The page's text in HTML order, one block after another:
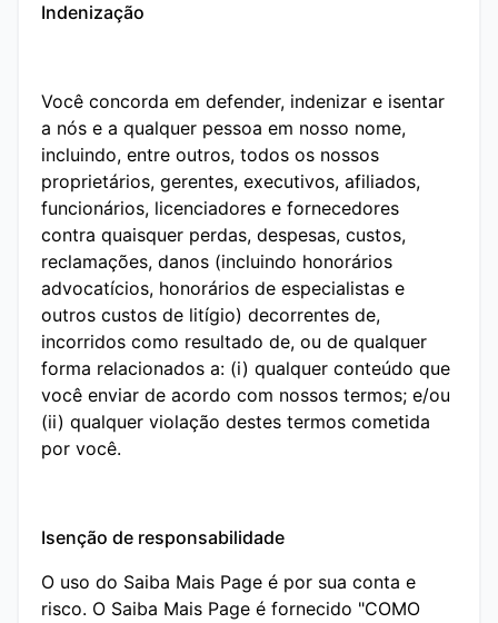
Indenização
Você concorda em defender, indenizar e isentar
a nós e a qualquer pessoa em nosso nome,
incluindo, entre outros, todos os nossos
proprietários, gerentes, executivos, afiliados,
funcionários, licenciadores e fornecedores
contra quaisquer perdas, despesas, custos,
reclamações, danos (incluindo honorários
advocatícios, honorários de especialistas e
outros custos de litígio) decorrentes de,
incorridos como resultado de, ou de qualquer
forma relacionados a: (i) qualquer conteúdo que
você enviar de acordo com nossos termos; e/ou
(ii) qualquer violação destes termos cometida
por você.
Isenção de responsabilidade
O uso do Saiba Mais Page é por sua conta e
risco. O Saiba Mais Page é fornecido "COMO